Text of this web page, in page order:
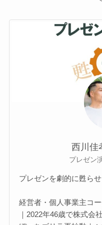
西川佳
プレゼン
プレゼンを劇的に甦ら
経営者・個人事業主コ
｜2022年46歳で株式会